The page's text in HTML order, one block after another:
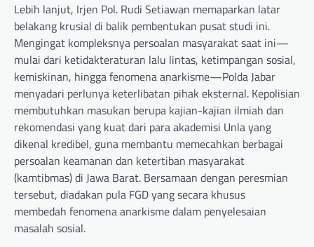
Lebih lanjut, Irjen Pol. Rudi Setiawan memaparkan latar
belakang krusial di balik pembentukan pusat studi ini.
Mengingat kompleksnya persoalan masyarakat saat ini—
mulai dari ketidakteraturan lalu lintas, ketimpangan sosial,
kemiskinan, hingga fenomena anarkisme—Polda Jabar
menyadari perlunya keterlibatan pihak eksternal. Kepolisian
membutuhkan masukan berupa kajian-kajian ilmiah dan
rekomendasi yang kuat dari para akademisi Unla yang
dikenal kredibel, guna membantu memecahkan berbagai
persoalan keamanan dan ketertiban masyarakat
(kamtibmas) di Jawa Barat. Bersamaan dengan peresmian
tersebut, diadakan pula FGD yang secara khusus
membedah fenomena anarkisme dalam penyelesaian
masalah sosial.